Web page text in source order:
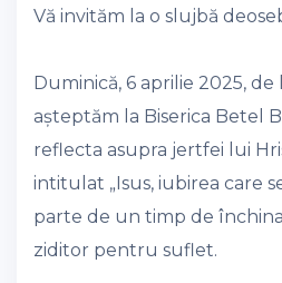
Vă invităm la o slujbă
Duminică, 6 aprilie 2025, de
așteptăm la Biserica Betel
reflecta asupra jertfei lui
intitulat „Isus, iubirea care
parte de un timp de
ziditor pentru suflet.